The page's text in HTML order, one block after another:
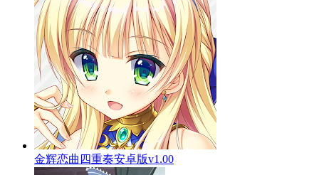
金辉恋曲四重奏安卓版v1.00